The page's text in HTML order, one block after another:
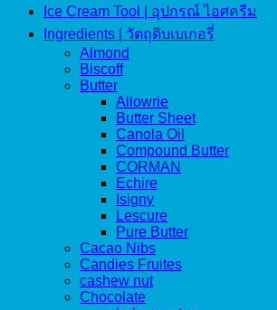
Ice Cream Tool | อุปกรณ์ ไอศครีม
Ingredients | วัตถุดิบเบเกอรี่
Almond
Biscoff
Butter
Allowrie
Butter Sheet
Canola Oil
Compound Butter
CORMAN
Echire
Isigny
Lescure
Pure Butter
Cacao Nibs
Candies Fruites
cashew nut
Chocolate